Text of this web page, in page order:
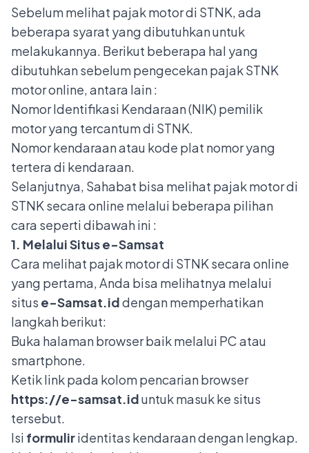
Sebelum melihat pajak motor di STNK, ada
beberapa syarat yang dibutuhkan untuk
melakukannya. Berikut beberapa hal yang
dibutuhkan sebelum pengecekan pajak STNK
motor online, antara lain :
Nomor Identifikasi Kendaraan (NIK) pemilik
motor yang tercantum di STNK.
Nomor kendaraan atau kode plat nomoryang
tertera di kendaraan.
Selanjutnya, Sahabat bisa melihat pajak motor di
STNK secara online melalui beberapa pilihan
cara seperti dibawah ini :
1. Melalui Situs e-Samsat
Cara melihat pajak motor di STNK secara online
yang pertama, Anda bisa melihatnya melalui
situs e-Samsat.iddengan memperhatikan
langkah berikut:
Buka halaman browser baik melalui PC atau
smartphone.
Ketik link pada kolom pencarian browser
https://e-samsat.iduntuk masuk ke situs
tersebut.
Isi formuliridentitas kendaraan dengan lengkap.